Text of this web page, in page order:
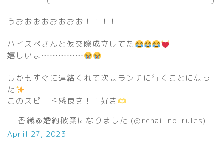
うおおおおおおおお！！！！
ハイスペさんと仮交際成立してた
嬉しいよ〜〜〜〜〜
しかもすぐに連絡くれて次はランチに行くことになっ
た
このスピード感良き！！好き
— 香織＠婚約破棄になりました (@renai_no_rules)
April 27, 2023